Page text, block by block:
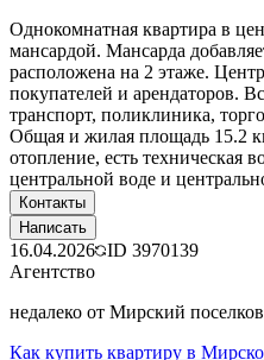
Однокомнатная квартира в
мансардой. Мансарда
расположена на 2 этаже.
покупателей и арендаторов.
транспорт, поликлиника,
Общая и жилая площадь 15.2
отопление, есть техническая
центральной воде и
Контакты
Написать
16.04.2026 ID 3970139
Агентство
недалеко от Мирский
Как купить квартиру в